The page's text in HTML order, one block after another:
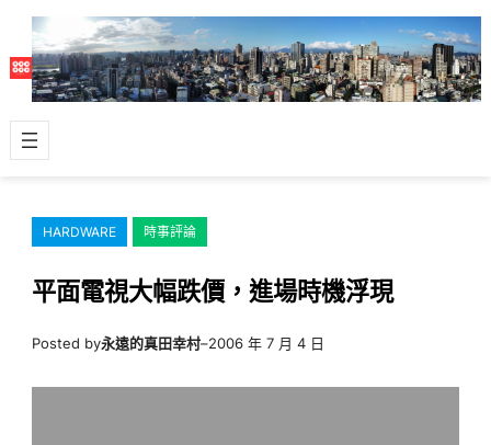
主
容
HARDWARE 時事評論
平面電視大幅跌價，進場時機浮現
Posted by永遠的真田幸村–2006 年 7 月 4 日